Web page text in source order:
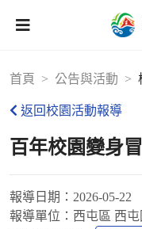
首頁 公告與活動
返回校園活動報導
百年校園變身
報導日期： 2026-05-22
報導單位： 西屯區 西